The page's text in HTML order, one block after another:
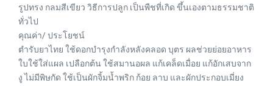
รูปทรง กลมสีเขียว วิธีการปลูก เป็นพืชที่เกิด ขึ้นเองตามธรรมชาติ
ทั่วไป
คุณค่า/ ประโยชน์
ตำรับยาไทย ใช้ดอกบำรุงกำลังหลังคลอด บุตร ผลช่วยย่อยอาหาร
ใบใช้ใส่แผล เปลือกต้น ใช้สมานอผล แก้เคล็ดเมื่อย แก้อักเสบจาก
งู ไม่มีพิษกัด ใช้เป็นผักจิ้มน้ำพริก ก้อย ลาบ และผักประกอบเมี่ยง